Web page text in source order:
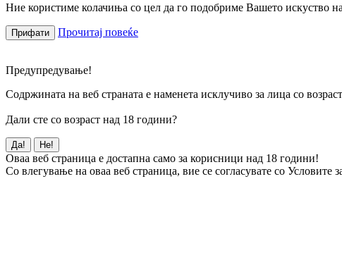
Ние користиме колачиња со цел да го подобриме Вашето искуство
Прифати Прочитај повеќе
Предупредување!
Содржината на веб страната е наменета исклучиво за лица со
Дали сте со возраст над 18 години?
Да! Не!
Оваа веб страница е достапна само за корисници над 18 години!
Со влегување на оваа веб страница, вие се согласувате со Условите